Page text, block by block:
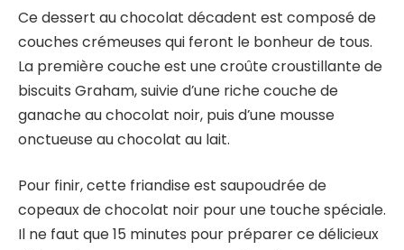
Ce dessert au chocolat décadent est composé de
couches crémeuses qui feront le bonheur de tous.
La première couche est une croûte croustillante de
biscuits Graham, suivie d’une riche couche de
ganache au chocolat noir, puis d’une mousse
onctueuse au chocolat au lait.
Pour finir, cette friandise est saupoudrée de
copeaux de chocolat noir pour une touche spéciale.
Il ne faut que 15 minutes pour préparer ce délicieux